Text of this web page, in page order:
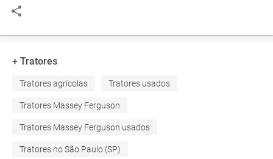
+ Tratores
Tratores agrícolas Tratores usados
Tratores Massey Ferguson
Tratores Massey Ferguson usados
Tratores no São Paulo (SP)